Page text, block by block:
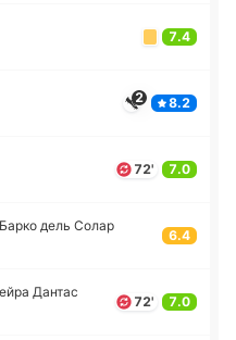
7.4
2 8.2
72' 7.0
дель Солар
6.4
Дантас
72' 7.0